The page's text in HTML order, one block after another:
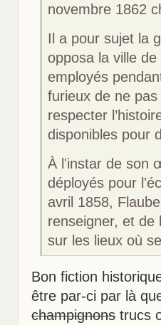
novembre 1862
Il a pour sujet la
opposa la ville
employés
furieux de ne
respecter
disponibles pour
À l'instar de son
déployés pour
avril 1858,
renseigner, et de
sur les lieux où
Bon fiction
être par-ci par là
champignons trucs